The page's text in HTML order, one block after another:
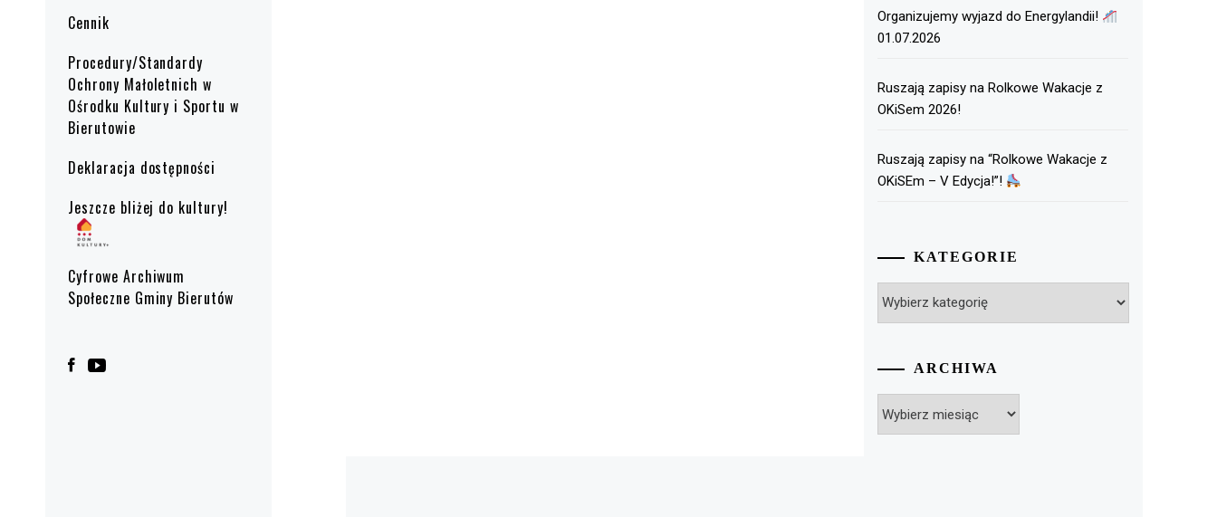
Cennik
Procedury/Standardy
Ochrony Małoletnich w
Ośrodku Kultury i Sportu w
Bierutowie
Deklaracja dostępności
Jeszcze bliżej do kultury!
Cyfrowe Archiwum
Społeczne Gminy Bierutów
Organizujemy wyjazd do Energylandii!
01.07.2026
Ruszają zapisy na Rolkowe Wakacje z
OKiSem 2026!
Ruszają zapisy na “Rolkowe Wakacje z
OKiSEm – V Edycja!”!
KATEGORIE
ARCHIWA